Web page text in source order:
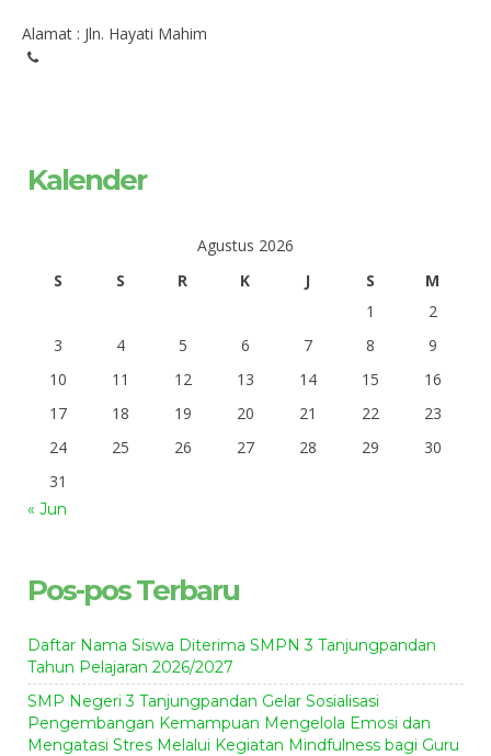
Alamat : Jln. Hayati Mahim
Kalender
Agustus 2026
S
S R K J S
M
1
2
3
4 5 6 7 8
9
10
11 12 13 14 15
16
17
18 19 20 21 22
23
24
25 26 27 28 29
30
31
« Jun
Pos-pos Terbaru
Daftar Nama Siswa Diterima SMPN 3 Tanjungpandan
Tahun Pelajaran 2026/2027
SMP Negeri 3 Tanjungpandan Gelar Sosialisasi
Pengembangan Kemampuan Mengelola Emosi dan
Mengatasi Stres Melalui Kegiatan Mindfulness bagi Guru